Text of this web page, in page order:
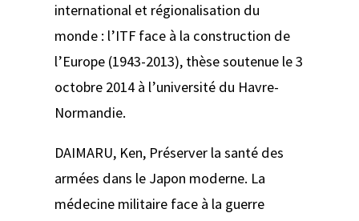
international et régionalisation du
monde : l’ITF face à la construction de
l’Europe (1943-2013), thèse soutenue le 3
octobre 2014 à l’université du Havre-
Normandie.
DAIMARU, Ken, Préserver la santé des
armées dans le Japon moderne. La
médecine militaire face à la guerre